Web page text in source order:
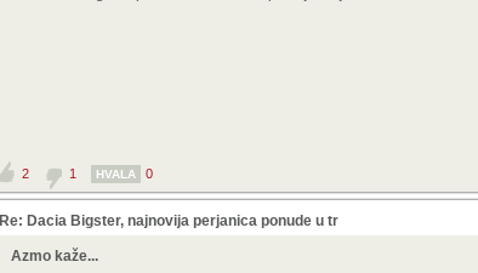
2 1 HVALA 0
Re: Dacia Bigster, najnovija perjanica ponude u tr
Azmo kaže...